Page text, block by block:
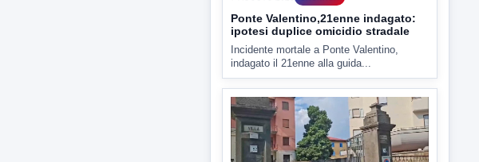
Ponte Valentino,21enne indagato:
ipotesi duplice omicidio stradale
Incidente mortale a Ponte Valentino,
indagato il 21enne alla guida...